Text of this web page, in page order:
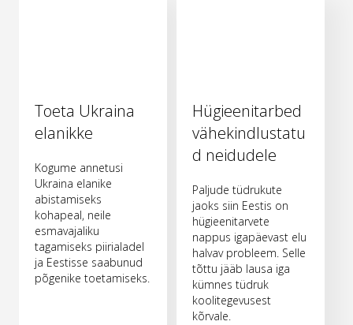
Toeta Ukraina
elanikke
Kogume annetusi
Ukraina elanike
abistamiseks
kohapeal, neile
esmavajaliku
tagamiseks piirialadel
ja Eestisse saabunud
põgenike toetamiseks.
Hügieenitarbed
vähekindlustatu
d neidudele
Paljude tüdrukute
jaoks siin Eestis on
hügieenitarvete
nappus igapäevast elu
halvav probleem. Selle
tõttu jääb lausa iga
kümnes tüdruk
koolitegevusest
kõrvale.